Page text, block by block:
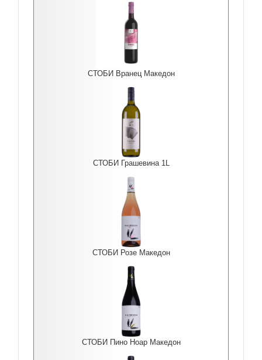
СТОБИ Вранец Македон
СТОБИ Грашевина 1L
СТОБИ Розе Македон
СТОБИ Пино Ноар Македон